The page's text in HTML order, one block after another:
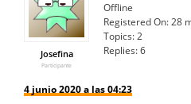
Josefina
Participante
Offline
Registered On:28
Topics:2
Replies:6
4 junio 2020 a las 04:23